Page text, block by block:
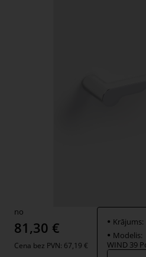
no
81,30 €
Cena bez PVN: 67,19 €
Krājums:
Modelis:
WIND 39